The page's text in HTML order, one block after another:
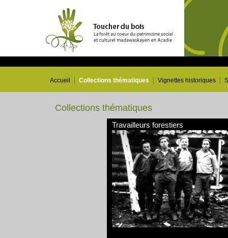
Accueil Collections thématiques Vignettes historiques
Collections thématiques
Travailleurs forestiers